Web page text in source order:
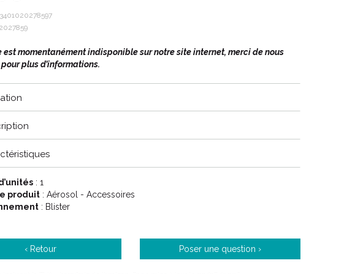
3401020278597
est momentanément indisponible sur notre site internet, merci de nous
plus d’informations.
: 1
produit : Aérosol - Accessoires
: Blister
‹ Retour Poser une question ›